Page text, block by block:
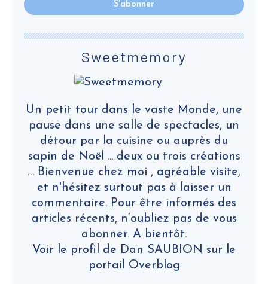
Sweetmemory
Un petit tour dans le vaste Monde, une
pause dans une salle de spectacles, un
détour par la cuisine ou auprès du
sapin de Noël ... deux ou trois créations
… Bienvenue chez moi , agréable visite,
et n'hésitez surtout pas à laisser un
commentaire. Pour être informés des
articles récents, n’oubliez pas de vous
abonner. A bientôt.
Voir le profil de Dan SAUBION sur le
portail Overblog